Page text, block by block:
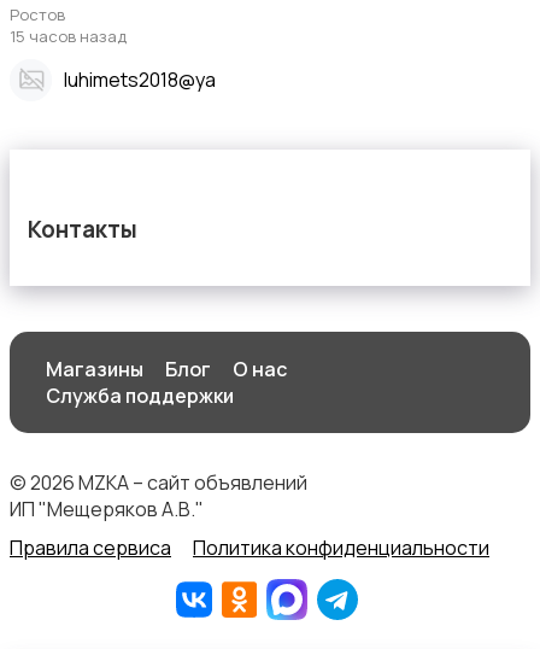
Ростов
15 часов назад
Iuhimets2018@ya
Контакты
Магазины Блог
О нас
Служба поддержки
© 2026 MZKA – сайт объявлений
ИП "Мещеряков А.В."
Правила сервиса
Политика конфиденциальности